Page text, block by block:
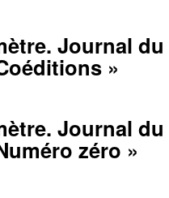
Journal
»
Journal
zéro »